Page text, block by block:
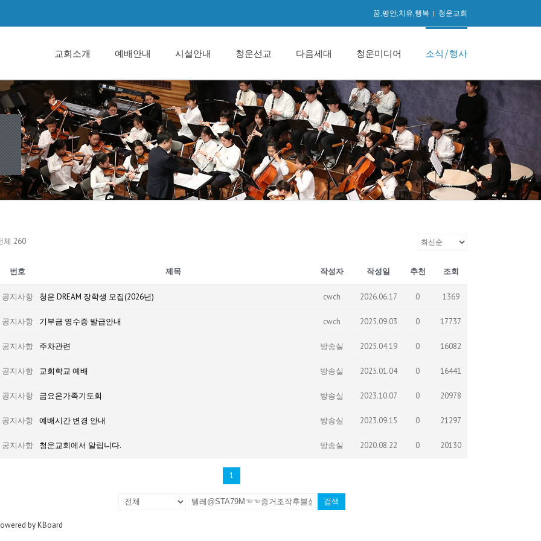
꿈,평안,치유,행복 | 청운교회
교회소개 예배안내 시설안내 청운선교 다음세대 청운미디어 소식/행사
체 260
번호 제목 작성자 작성일 추천 조회
공지사항 청운 DREAM 장학생 모집(2026년) cwch 2026.06.17 0 1369
공지사항 기부금 영수증 발급안내 cwch 2025.09.03 0 17737
공지사항 주차관련 방송실 2025.04.19 0 16082
공지사항 교회학교 예배 방송실 2025.01.04 0 16441
공지사항 금요온가족기도회 방송실 2023.10.07 0 20978
공지사항 예배시간 변경 안내 방송실 2023.09.15 0 21297
공지사항 청운교회에서 알립니다. 방송실 2020.08.22 0 20130
1
검색
by KBoard